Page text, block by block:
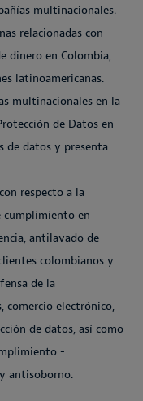
multinacionales.
relacionadas con
dinero en Colombia,
latinoamericanas.
multinacionales en la
de Datos en
de datos y presenta
respecto a la
cumplimiento en
antilavado de
colombianos y
de la
comercio electrónico,
de datos, así como
-
antisoborno.